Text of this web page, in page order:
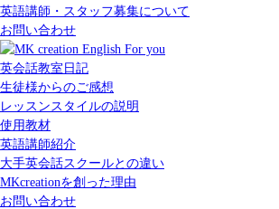
英語講師・スタッフ募集について
お問い合わせ
英会話教室日記
生徒様からのご感想
レッスンスタイルの説明
使用教材
英語講師紹介
大手英会話スクールとの違い
MKcreationを創った理由
お問い合わせ